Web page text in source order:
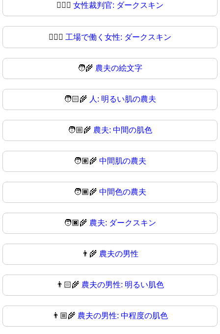
👩🏿‍⚖️ 女性裁判官: ダークスキン
👩🏿‍⚖ 工場で働く女性: ダークスキン
🧑‍🌾 農夫の絵文字
🧑🏻‍🌾 人: 明るい肌の農夫
🧑🏼‍🌾 農夫: 中間の肌色
🧑🏽‍🌾 中間肌の農夫
🧑🏾‍🌾 中間色の農夫
🧑🏿‍🌾 農夫: ダークスキン
👨‍🌾 農夫の男性
👨🏻‍🌾 農夫の男性: 明るい肌色
👨🏼‍🌾 農夫の男性: 中程度の肌色